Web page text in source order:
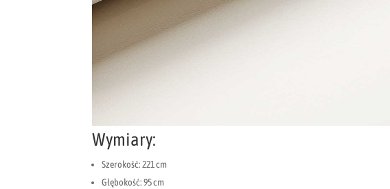
Wymiary:
Szerokość: 221 cm
Głębokość: 95 cm